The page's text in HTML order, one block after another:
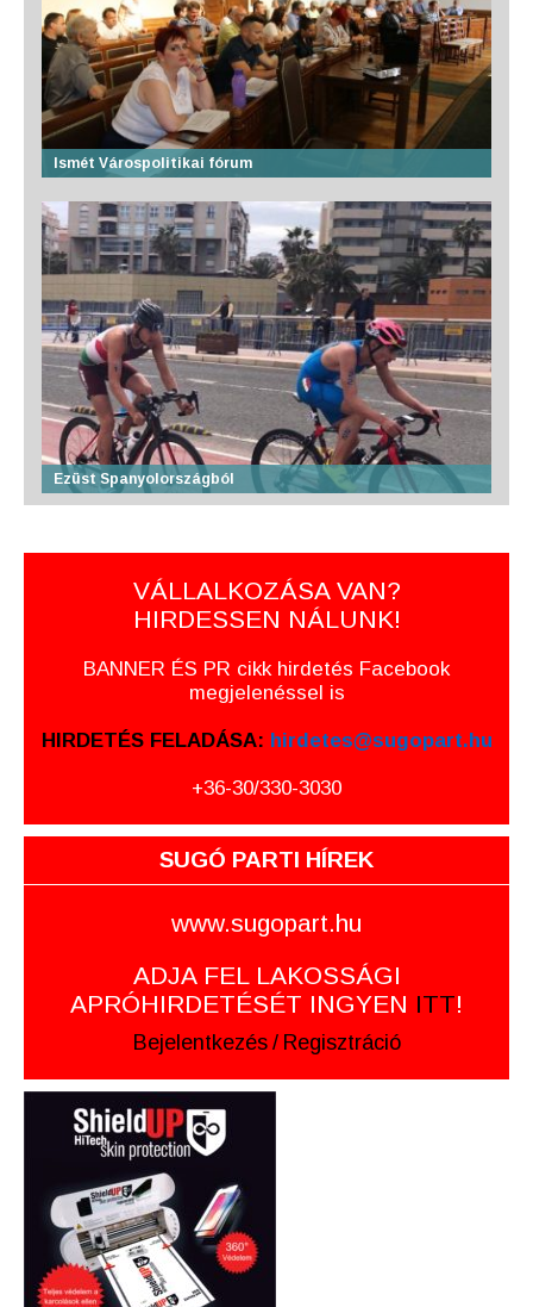
Ismét Várospolitikai fórum
Ezüst Spanyolországból
VÁLLALKOZÁSA VAN?
HIRDESSEN NÁLUNK!
BANNER ÉS PR cikk hirdetés Facebook
megjelenéssel is
HIRDETÉS FELADÁSA: hirdetes@sugopart.hu
+36-30/330-3030
SUGÓ PARTI HÍREK
www.sugopart.hu
ADJA FEL LAKOSSÁGI
APRÓHIRDETÉSÉT INGYEN ITT!
Bejelentkezés / Regisztráció